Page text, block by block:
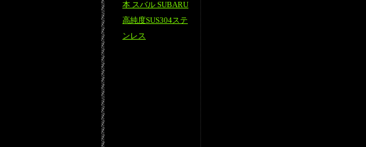
本 スバル SUBARU
高純度SUS304ステ
ンレス